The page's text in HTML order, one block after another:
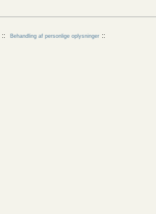
Behandling af personlige oplysninger